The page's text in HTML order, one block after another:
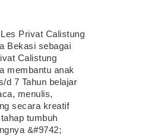
Privat Calistung
Bekasi sebagai
Calistung
membantu anak
d 7 Tahun belajar
menulis,
secara kreatif
tumbuh
&#9742;